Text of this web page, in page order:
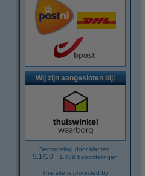
Wij zijn aangesloten bij:
Beoordeling door klanten:
9.1/10 - 1.439 beoordelingen
This site is protected by